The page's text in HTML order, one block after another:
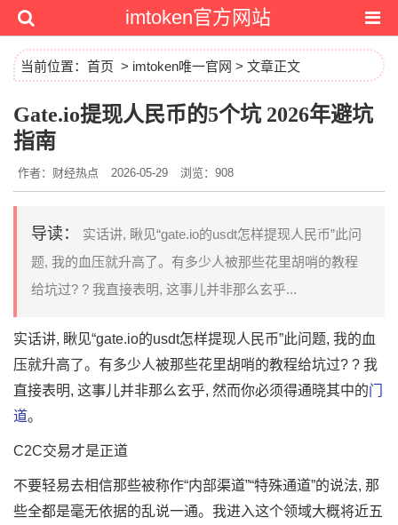
imtoken官方网站
当前位置： 首页 > imtoken唯一官网 > 文章正文
Gate.io提现人民币的5个坑 2026年避坑
指南
作者：财经热点 2026-05-29 浏览：908
导读：
实话讲, 瞅见“gate.io的usdt怎样提现人民币”此问
题, 我的血压就升高了。有多少人被那些花里胡哨的教程
给坑过? ? 我直接表明, 这事儿并非那么玄乎...
实话讲, 瞅见“gate.io的usdt怎样提现人民币”此问题, 我的血
压就升高了。有多少人被那些花里胡哨的教程给坑过? ? 我
直接表明, 这事儿并非那么玄乎, 然而你必须得通晓其中的门
道。
C2C交易才是正道
不要轻易去相信那些被称作“内部渠道”“特殊通道”的说法, 那
些全都是毫无依据的乱说一通。我进入这个领域大概将近五